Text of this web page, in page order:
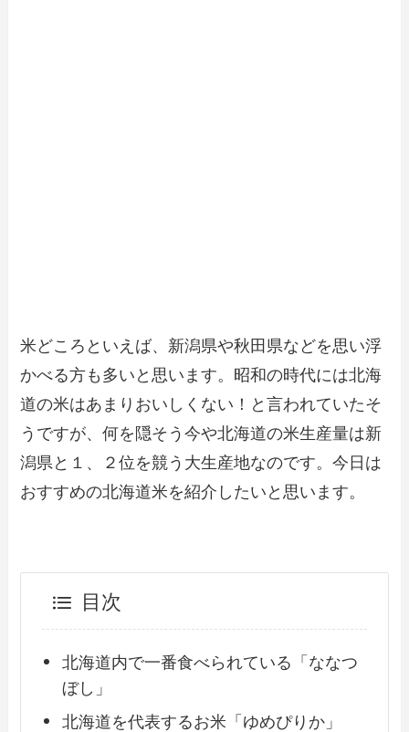
米どころといえば、新潟県や秋田県などを思い浮
かべる方も多いと思います。昭和の時代には北海
道の米はあまりおいしくない！と言われていたそ
うですが、何を隠そう今や北海道の米生産量は新
潟県と１、２位を競う大生産地なのです。今日は
おすすめの北海道米を紹介したいと思います。
目次
北海道内で一番食べられている「ななつ
ぼし」
北海道を代表するお米「ゆめぴりか」